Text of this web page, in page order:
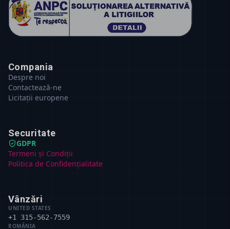
Compania
Despre noi
Contactează-ne
Licitații europene
Securitate
GDPR
Termeni și Condiții
Politica de Confidențialitate
Vânzări
UNITED STATES
+1 315-562-7559
ROMÂNIA